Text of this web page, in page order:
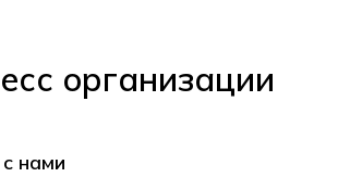
организации
нами